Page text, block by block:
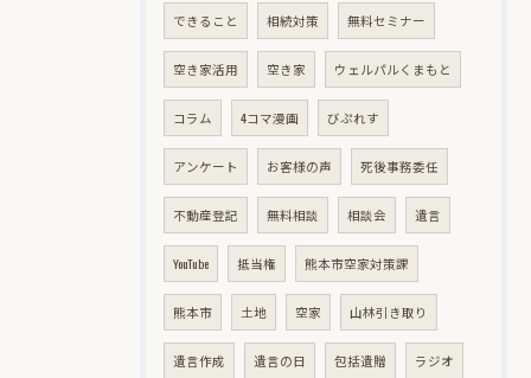
できること 相続対策 無料セミナー
空き家活用 空き家 ウェルパルくまもと
コラム 4コマ漫画 びぷれす
アンケート お客様の声 死後事務委任
不動産登記 無料相談 相談会 遺言
YouTube 抵当権 熊本市空家対策課
熊本市 土地 空家 山林引き取り
遺言作成 遺言の日 包括遺贈 ラジオ